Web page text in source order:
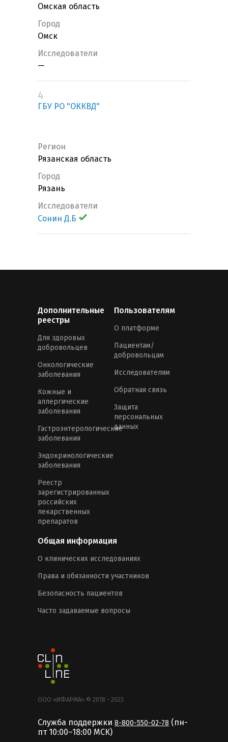
Омская область
Город
Омск
Исследователи
—
4
ГБУ РО "ОККВД"
Регион
Рязанская область
Город
Рязань
Исследователи
Сонин Д.Б
Дополнительные
реестры
Для здоровых
добровольцев
Онкологические
заболевания
Кожные и
аллергические
заболевания
Гастроэнтерологические
заболевания
Эндокринологические
заболевания
Реестр
зарегистрированных
российских
лекарственных
препаратов
Пользователям
О платформе
Пациентам/
добровольцам
Исследователям
Обратная связь
Защита
персональных
данных
Общая информация
О клинических исследованиях
Права и обязанности участников
Безопасность пациентов
Часто задаваемые вопросы
ООО «ИФАРМА» © 2018 - 2023
Служба поддержки 8-800-550-02-78 (пн-
пт 10:00–18:00 MCК)